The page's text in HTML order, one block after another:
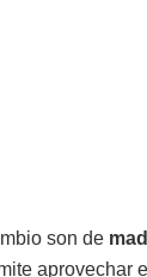
son de
aprovechar